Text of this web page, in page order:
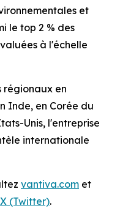
et
le top 2 % des
à l'échelle
régionaux en
Inde, en Corée du
Unis, l'entreprise
internationale
vantiva.com et
X (Twitter).